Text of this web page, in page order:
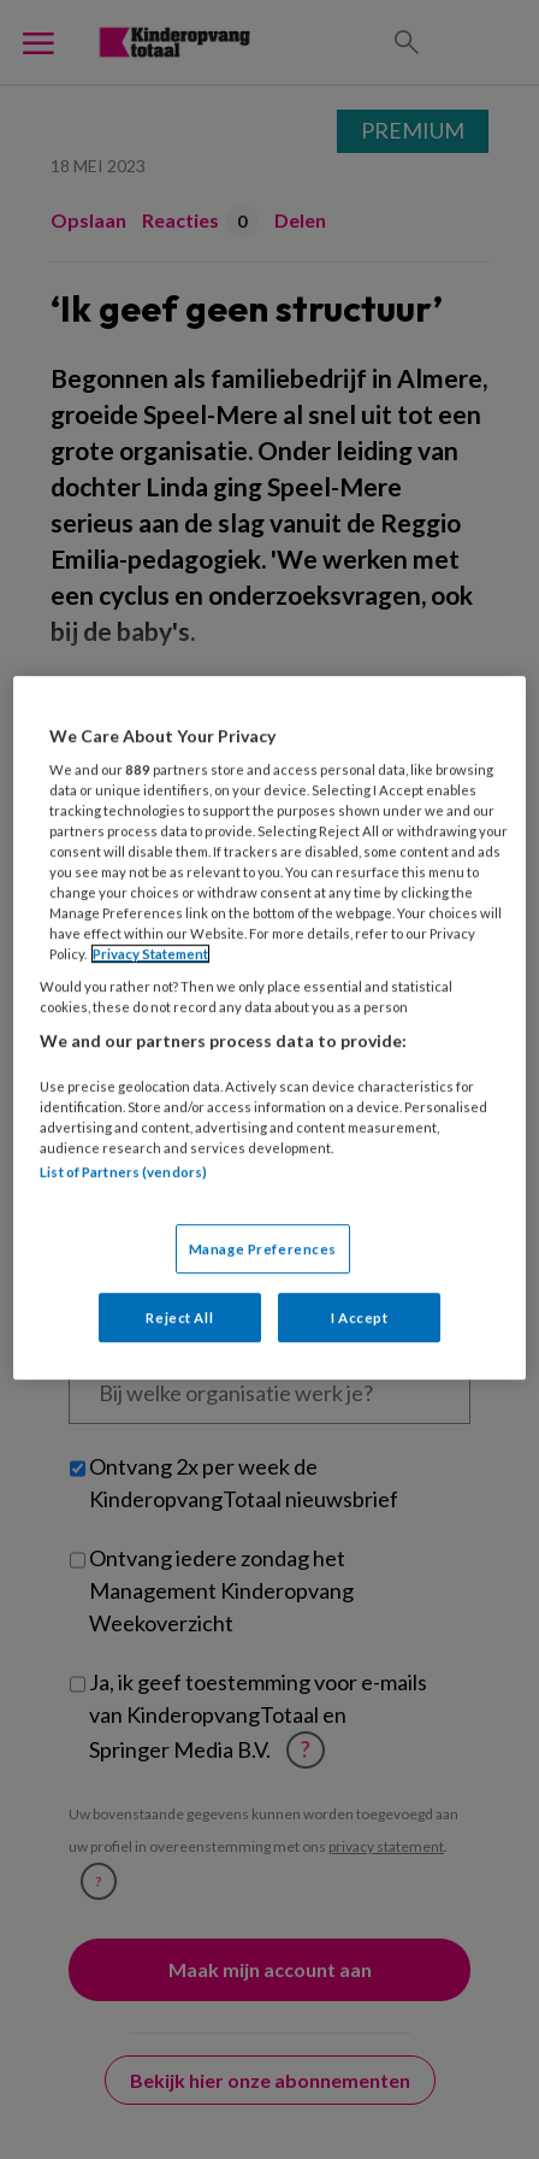
18 MEI 2023
Opslaan Reacties 0 Delen
‘Ik geef geen structuur’
Begonnen als familiebedrijf in Almere,
groeide Speel-Mere al snel uit tot een
grote organisatie. Onder leiding van
dochter Linda ging Speel-Mere
serieus aan de slag vanuit de Reggio
Emilia-pedagogiek. 'We werken met
een cyclus en onderzoeksvragen, ook
bij de baby's.
REGISTREREN
Wil je dit artikel lezen?
Maak gratis een account aan en lees 2
artikelen gratis per maand
Al een account of abonnement?Log dan in
is
je
e-
mailadres?
Kies
wachtwoord* *
*
welke
je?
Untitled
Ontvang 2x per week de
KinderopvangTotaal nieuwsbrief
Ontvang iedere zondag het
Management Kinderopvang
Weekoverzicht
Ja, ik geef toestemming voor e-mails
van KinderopvangTotaal en
Springer Media B.V.
?
Uw bovenstaande gegevens kunnen worden toegevoegd aan
uw profiel in overeenstemming met ons privacy statement.
?
Bekijk hier onze abonnementen
PREMIUM
We Care About Your Privacy
We and our889 partners store and access personal data, like browsing
data or unique identifiers, on your device. Selecting I Accept enables
tracking technologies to support the purposes shown under we and our
partners process data to provide. Selecting Reject All or withdrawing your
consent will disable them. If trackers are disabled, some content and ads
you see may not be as relevant to you. You can resurface this menu to
change your choices or withdraw consent at any time by clicking the
Manage Preferences link on the bottom of the webpage. Your choices will
have effect within our Website. For more details, refer to our Privacy
Policy. Privacy Statement
Would you rather not? Then we only place essential and statistical
cookies, these do not record any data about you as a person
We and our partners process data to provide:
Use precise geolocation data. Actively scan device characteristics for
identification. Store and/or access information on a device. Personalised
advertising and content, advertising and content measurement,
audience research and services development.
List of Partners (vendors)
Manage Preferences
Reject All I Accept